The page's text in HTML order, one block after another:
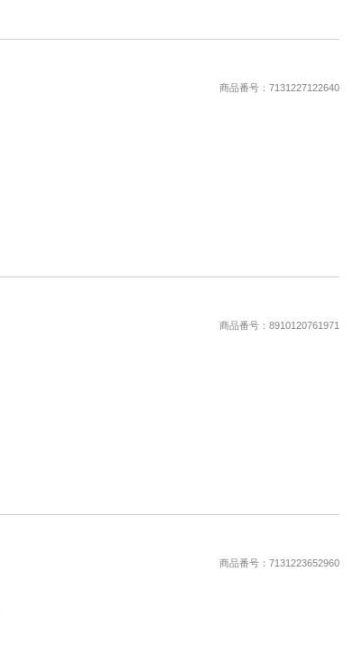
商品番号：7131227122640
商品番号：8910120761971
商品番号：7131223652960